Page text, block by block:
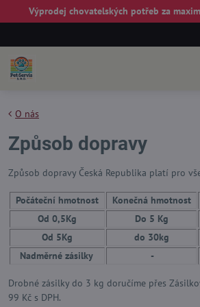
Výprodej chovatelských potřeb za
O nás
Způsob dopravy
Způsob dopravy Česká Republika platí pro
Počáteční hmotnost Konečná hmotnost
Od 0,5Kg
Do 5 Kg
Od 5Kg
do 30kg
Nadměrné zásilky
-
Drobné zásilky do 3 kg doručíme přes
99 Kč s DPH.